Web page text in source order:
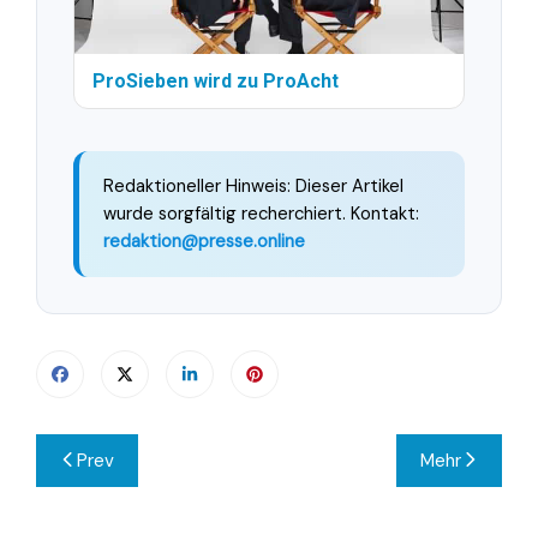
ProSieben wird zu ProAcht
Redaktioneller Hinweis: Dieser Artikel
wurde sorgfältig recherchiert. Kontakt:
redaktion@presse.online
Beitragsnavigation
Prev Mehr